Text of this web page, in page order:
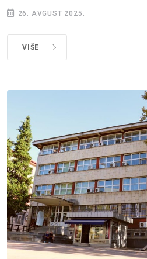
26. AVGUST 2025.
VIŠE